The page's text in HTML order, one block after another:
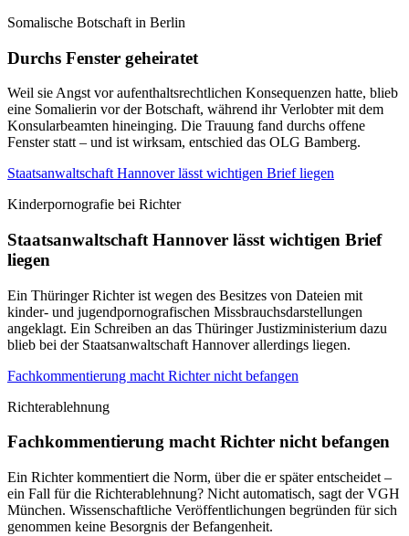
Somalische Botschaft in Berlin
Durchs Fenster geheiratet
Weil sie Angst vor aufenthaltsrechtlichen Konsequenzen hatte, blieb
eine Somalierin vor der Botschaft, während ihr Verlobter mit dem
Konsularbeamten hineinging. Die Trauung fand durchs offene
Fenster statt – und ist wirksam, entschied das OLG Bamberg.
Staatsanwaltschaft Hannover lässt wichtigen Brief liegen
Kinderpornografie bei Richter
Staatsanwaltschaft Hannover lässt wichtigen Brief
liegen
Ein Thüringer Richter ist wegen des Besitzes von Dateien mit
kinder- und jugendpornografischen Missbrauchsdarstellungen
angeklagt. Ein Schreiben an das Thüringer Justizministerium dazu
blieb bei der Staatsanwaltschaft Hannover allerdings liegen.
Fachkommentierung macht Richter nicht befangen
Richterablehnung
Fachkommentierung macht Richter nicht befangen
Ein Richter kommentiert die Norm, über die er später entscheidet –
ein Fall für die Richterablehnung? Nicht automatisch, sagt der VGH
München. Wissenschaftliche Veröffentlichungen begründen für sich
genommen keine Besorgnis der Befangenheit.